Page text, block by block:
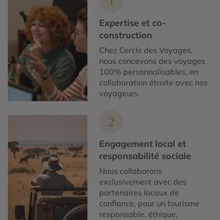
Expertise et co-
construction
Chez Cercle des Voyages,
nous concevons des voyages
100% personnalisables, en
collaboration étroite avec nos
voyageurs.
2
Engagement local et
responsabilité sociale
Nous collaborons
exclusivement avec des
partenaires locaux de
confiance, pour un tourisme
responsable, éthique,